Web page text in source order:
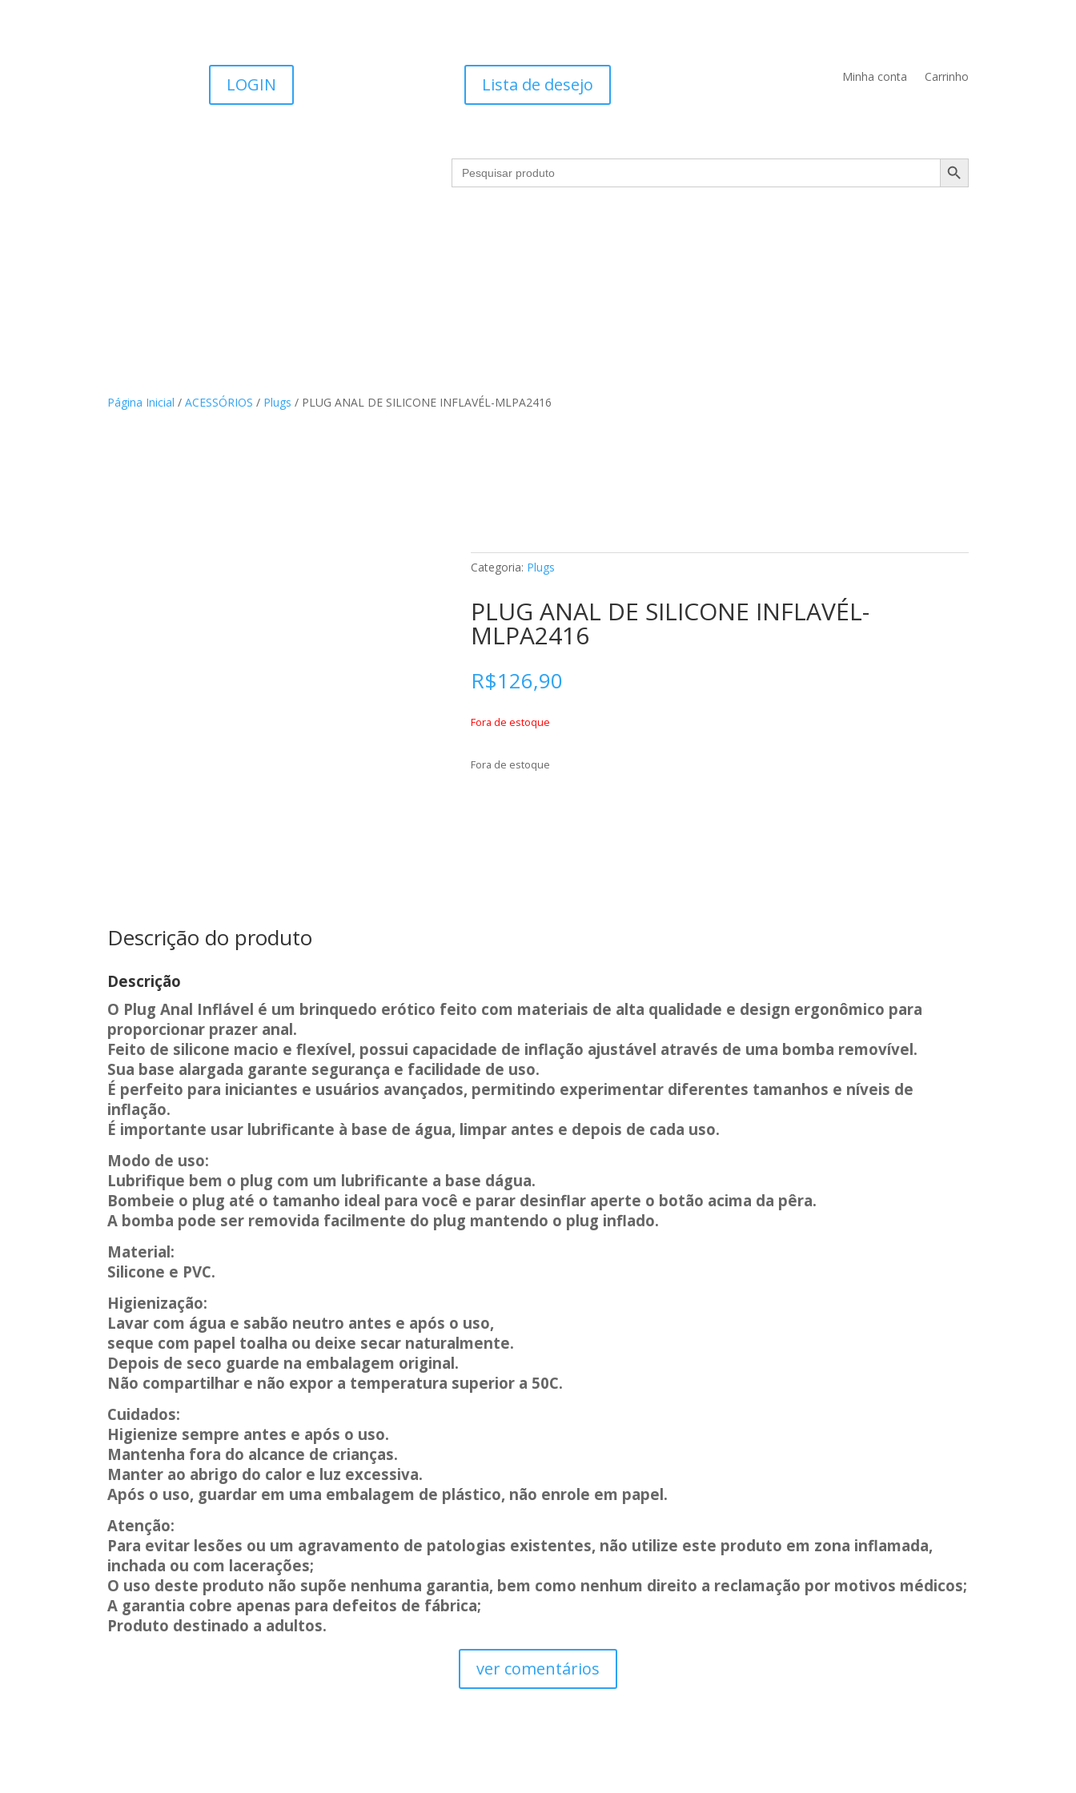
LOGIN Lista de desejo Minha conta Carrinho
Search
for:
Search Button
Página Inicial /ACESSÓRIOS / Plugs / PLUG ANAL DE SILICONE INFLAVÉL-MLPA2416
Categoria: Plugs
PLUG ANAL DE SILICONE INFLAVÉL-
MLPA2416
R$126,90
Fora de estoque
Fora de estoque
Descrição do produto
Descrição
O Plug Anal Inflável é um brinquedo erótico feito com materiais de alta qualidade e design ergonômico para
proporcionar prazer anal.
Feito de silicone macio e flexível, possui capacidade de inflação ajustável através de uma bomba removível.
Sua base alargada garante segurança e facilidade de uso.
É perfeito para iniciantes e usuários avançados, permitindo experimentar diferentes tamanhos e níveis de
inflação.
É importante usar lubrificante à base de água, limpar antes e depois de cada uso.
Modo de uso:
Lubrifique bem o plug com um lubrificante a base dágua.
Bombeie o plug até o tamanho ideal para você e parar desinflar aperte o botão acima da pêra.
A bomba pode ser removida facilmente do plug mantendo o plug inflado.
Material:
Silicone e PVC.
Higienização:
Lavar com água e sabão neutro antes e após o uso,
seque com papel toalha ou deixe secar naturalmente.
Depois de seco guarde na embalagem original.
Não compartilhar e não expor a temperatura superior a 50C.
Cuidados:
Higienize sempre antes e após o uso.
Mantenha fora do alcance de crianças.
Manter ao abrigo do calor e luz excessiva.
Após o uso, guardar em uma embalagem de plástico, não enrole em papel.
Atenção:
Para evitar lesões ou um agravamento de patologias existentes, não utilize este produto em zona inflamada,
inchada ou com lacerações;
O uso deste produto não supõe nenhuma garantia, bem como nenhum direito a reclamação por motivos médicos;
A garantia cobre apenas para defeitos de fábrica;
Produto destinado a adultos.
ver comentários